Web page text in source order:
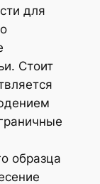
для
Стоит
образца